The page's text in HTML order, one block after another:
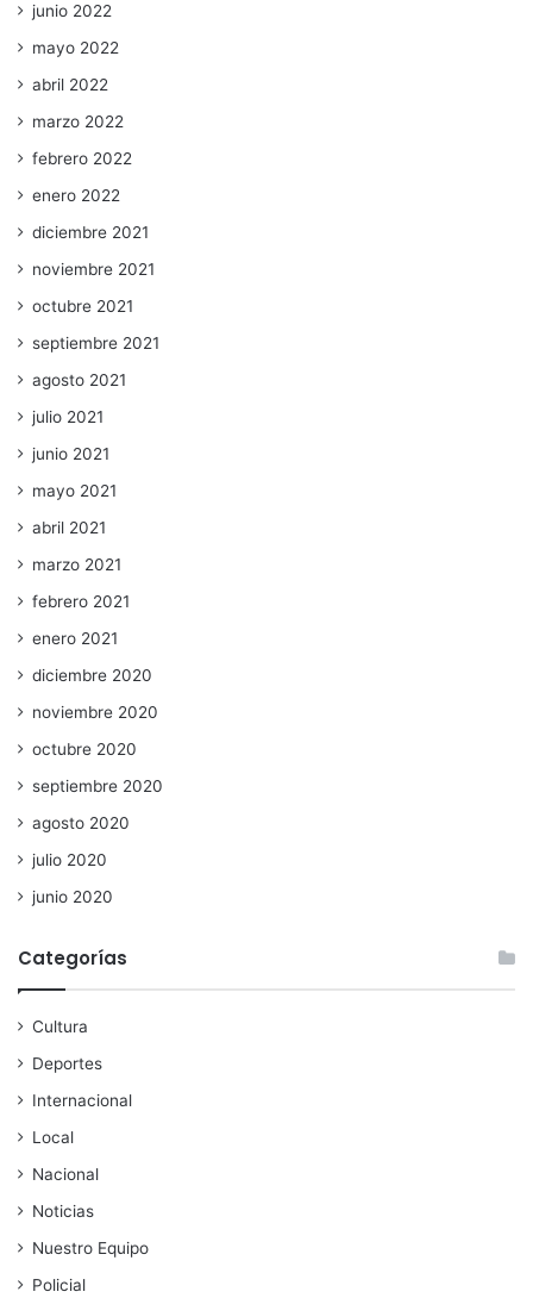
junio 2022
mayo 2022
abril 2022
marzo 2022
febrero 2022
enero 2022
diciembre 2021
noviembre 2021
octubre 2021
septiembre 2021
agosto 2021
julio 2021
junio 2021
mayo 2021
abril 2021
marzo 2021
febrero 2021
enero 2021
diciembre 2020
noviembre 2020
octubre 2020
septiembre 2020
agosto 2020
julio 2020
junio 2020
Categorías
Cultura
Deportes
Internacional
Local
Nacional
Noticias
Nuestro Equipo
Policial